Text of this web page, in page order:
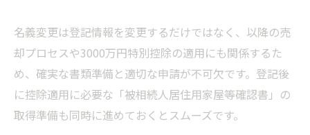
名義変更は登記情報を変更するだけではなく、以降の売
却プロセスや3000万円特別控除の適用にも関係するた
め、確実な書類準備と適切な申請が不可欠です。登記後
に控除適用に必要な「被相続人居住用家屋等確認書」の
取得準備も同時に進めておくとスムーズです。